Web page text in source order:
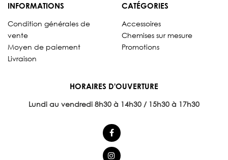
INFORMATIONS
Condition générales de
vente
Moyen de paiement
Livraison
CATÉGORIES
Accessoires
Chemises sur mesure
Promotions
HORAIRES D'OUVERTURE
Lundi au vendredi 8h30 à 14h30 / 15h30 à 17h30